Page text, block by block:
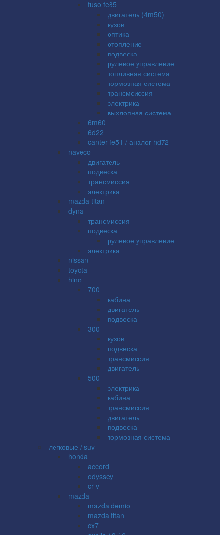
fuso fe85
двигатель (4m50)
кузов
оптика
отопление
подвеска
рулевое управление
топливная система
тормозная система
трансмсиссия
электрика
выхлопная система
6m60
6d22
canter fe51 / аналог hd72
naveco
двигатель
подвеска
трансмиссия
электрика
mazda titan
dyna
трансмиссия
подвеска
рулевое управление
электрика
nissan
toyota
hino
700
кабина
двигатель
подвеска
300
кузов
подвеска
трансмиссия
двигатель
500
электрика
кабина
трансмиссия
двигатель
подвеска
тормозная система
легковые / suv
honda
accord
odyssey
cr-v
mazda
mazda demio
mazda titan
cx7